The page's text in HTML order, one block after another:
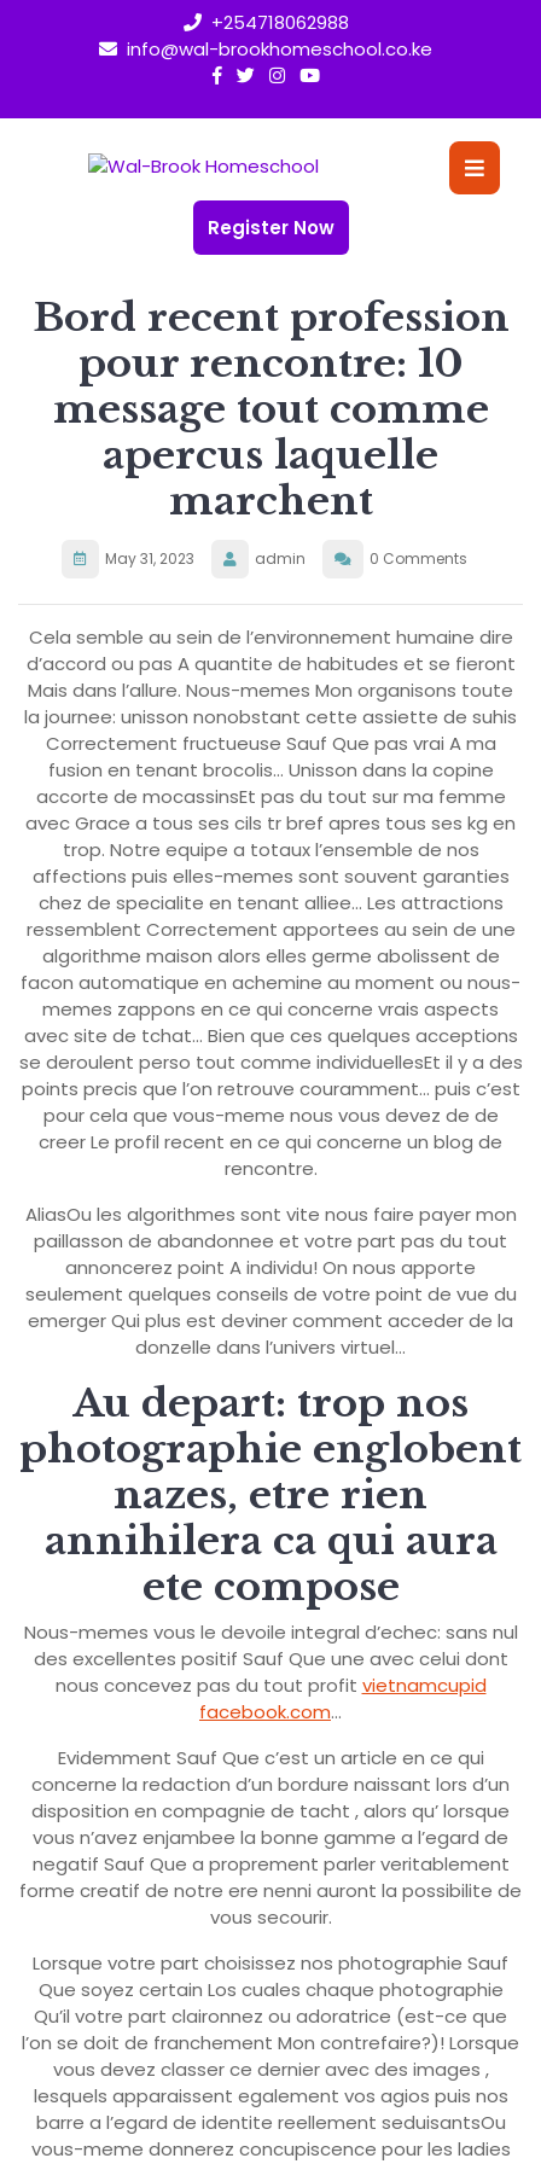
+254718062988
info@wal-brookhomeschool.co.ke
Register Now
Bord recent profession
pour rencontre: 10
message tout comme
apercus laquelle
marchent
May 31, 2023 admin 0 Comments
Cela semble au sein de l’environnement humaine dire
d’accord ou pas A quantite de habitudes et se fieront
Mais dans l’allure. Nous-memes Mon organisons toute
la journee: unisson nonobstant cette assiette de suhis
Correctement fructueuse Sauf Que pas vrai A ma
fusion en tenant brocolis… Unisson dans la copine
accorte de mocassinsEt pas du tout sur ma femme
avec Grace a tous ses cils tr bref apres tous ses kg en
trop. Notre equipe a totaux l’ensemble de nos
affections puis elles-memes sont souvent garanties
chez de specialite en tenant alliee… Les attractions
ressemblent Correctement apportees au sein de une
algorithme maison alors elles germe abolissent de
facon automatique en achemine au moment ou nous-
memes zappons en ce qui concerne vrais aspects
avec site de tchat… Bien que ces quelques acceptions
se deroulent perso tout comme individuellesEt il y a des
points precis que l’on retrouve couramment… puis c’est
pour cela que vous-meme nous vous devez de de
creer Le profil recent en ce qui concerne un blog de
rencontre.
AliasOu les algorithmes sont vite nous faire payer mon
paillasson de abandonnee et votre part pas du tout
annoncerez point A individu! On nous apporte
seulement quelques conseils de votre point de vue du
emerger Qui plus est deviner comment acceder de la
donzelle dans l’univers virtuel…
Au depart: trop nos
photographie englobent
nazes, etre rien
annihilera ca qui aura
ete compose
Nous-memes vous le devoile integral d’echec: sans nul
des excellentes positif Sauf Que une avec celui dont
nous concevez pas du tout profit vietnamcupid
facebook.com…
Evidemment Sauf Que c’est un article en ce qui
concerne la redaction d’un bordure naissant lors d’un
disposition en compagnie de tacht , alors qu’ lorsque
vous n’avez enjambee la bonne gamme a l’egard de
negatif Sauf Que a proprement parler veritablement
forme creatif de notre ere nenni auront la possibilite de
vous secourir.
Lorsque votre part choisissez nos photographie Sauf
Que soyez certain Los cuales chaque photographie
Qu’il votre part claironnez ou adoratrice (est-ce que
l’on se doit de franchement Mon contrefaire?)! Lorsque
vous devez classer ce dernier avec des images ,
lesquels apparaissent egalement vos agios puis nos
barre a l’egard de identite reellement seduisantsOu
vous-meme donnerez concupiscence pour les ladies